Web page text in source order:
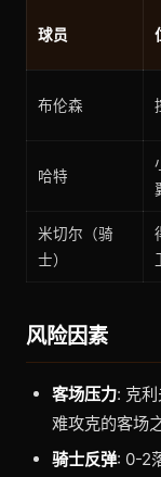
球员
布伦森
哈特
米切尔（骑
士）
风险因素
客场压力: 克
难攻克的客场
骑士反弹: 0-2